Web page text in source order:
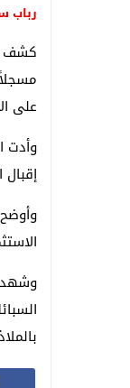
رباب
كشف
على
وأدت
وأوضح